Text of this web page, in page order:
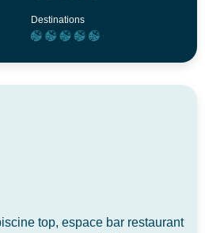
Destinations
top, espace bar restaurant